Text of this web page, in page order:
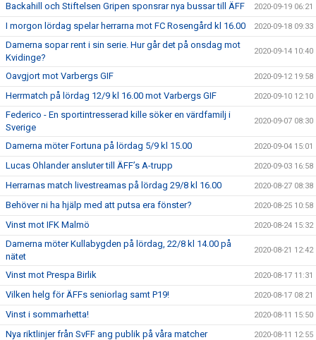
Backahill och Stiftelsen Gripen sponsrar nya bussar till ÄFF 2020-09-19 06:21
I morgon lördag spelar herrarna mot FC Rosengård kl 16.00 2020-09-18 09:33
Damerna sopar rent i sin serie. Hur går det på onsdag mot
Kvidinge?
2020-09-14 10:40
Oavgjort mot Varbergs GIF 2020-09-12 19:58
Herrmatch på lördag 12/9 kl 16.00 mot Varbergs GIF 2020-09-10 12:10
Federico - En sportintresserad kille söker en värdfamilj i
Sverige
2020-09-07 08:30
Damerna möter Fortuna på lördag 5/9 kl 15.00 2020-09-04 15:01
Lucas Ohlander ansluter till ÄFF’s A-trupp 2020-09-03 16:58
Herrarnas match livestreamas på lördag 29/8 kl 16.00 2020-08-27 08:38
Behöver ni ha hjälp med att putsa era fönster? 2020-08-25 10:58
Vinst mot IFK Malmö 2020-08-24 15:32
Damerna möter Kullabygden på lördag, 22/8 kl 14.00 på
nätet
2020-08-21 12:42
Vinst mot Prespa Birlik 2020-08-17 11:31
Vilken helg för ÄFFs seniorlag samt P19! 2020-08-17 08:21
Vinst i sommarhetta! 2020-08-11 15:50
Nya riktlinjer från SvFF ang publik på våra matcher 2020-08-11 12:55